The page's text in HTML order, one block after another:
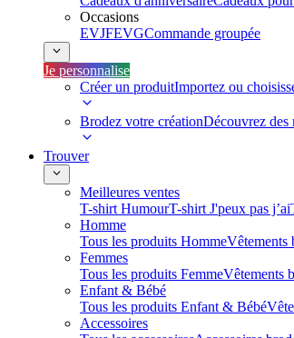
Occasions
EVJFEVGCommande groupée
Je personnalise
Créer un produitImportez ou
Brodez votre créationDécouvrez des
Trouver
Meilleures ventes
T-shirt HumourT-shirt J'peux pas j’ai
Homme
Tous les produits HommeVêtements
Femmes
Tous les produits FemmeVêtements
Enfant & Bébé
Tous les produits Enfant & Bébé
Accessoires